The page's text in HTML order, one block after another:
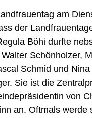
am
der
Böhi durfte
Schönholzer,
Schmid und
Sie ist die
von
an. Oftmals werde